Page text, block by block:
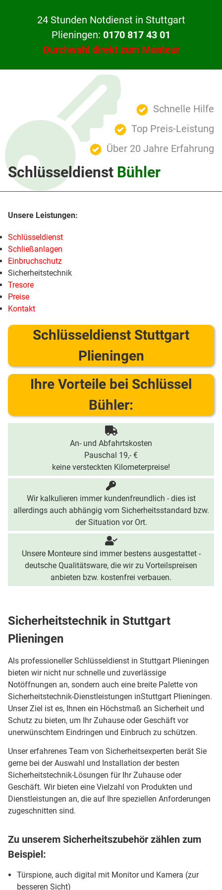
24 Stunden Notdienst in Stuttgart
Plieningen: 0170 817 43 01
Durchwahl direkt zum Monteur
Schnelle Hilfe
Top Preis-Leistung
Über 20 Jahre Erfahrung
Schlüsseldienst Bühler
Schlüsseldienst
Schließanlagen
Einbruchschutz
Sicherheitstechnik
Tresore
Preise
Kontakt
Schlüsseldienst Stuttgart
Plieningen
Ihre Vorteile bei Schlüssel
Bühler:
An- und Abfahrtskosten
Pauschal 19,- €
keine versteckten Kilometerpreise!
Wir kalkulieren immer kundenfreundlich - dies ist
allerdings auch abhängig vom Sicherheitsstandard bzw.
der Situation vor Ort.
Unsere Monteure sind immer bestens ausgestattet -
deutsche Qualitätsware, die wir zu Vorteilspreisen
anbieten bzw. kostenfrei verbauen.
Sicherheitstechnik in Stuttgart
Plieningen
Als professioneller Schlüsseldienst in Stuttgart Plieningen
bieten wir nicht nur schnelle und zuverlässige
Notöffnungen an, sondern auch eine breite Palette von
Sicherheitstechnik-Dienstleistungen inStuttgart Plieningen.
Unser Ziel ist es, Ihnen ein Höchstmaß an Sicherheit und
Schutz zu bieten, um Ihr Zuhause oder Geschäft vor
unerwünschtem Eindringen und Einbruch zu schützen.
Unser erfahrenes Team von Sicherheitsexperten berät Sie
gerne bei der Auswahl und Installation der besten
Sicherheitstechnik-Lösungen für Ihr Zuhause oder
Geschäft. Wir bieten eine Vielzahl von Produkten und
Dienstleistungen an, die auf Ihre speziellen Anforderungen
zugeschnitten sind.
Zu unserem Sicherheitszubehör zählen zum
Beispiel:
Türspione, auch digital mit Monitor und Kamera (zur
besseren Sicht)